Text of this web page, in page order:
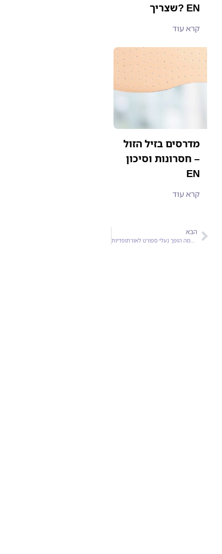
שצריך? EN
קרא עוד
מדרסים בזיל הזול
– חסרונות וסיכון
EN
קרא עוד
הבא
מה הופך נעלי ספורט לאורתופדיות? En